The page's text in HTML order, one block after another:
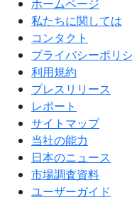
ホームページ
私たちに関しては
コンタクト
プライバシーポリ
利用規約
プレスリリース
レポート
サイトマップ
当社の能力
日本のニュース
市場調査資料
ユーザーガイド